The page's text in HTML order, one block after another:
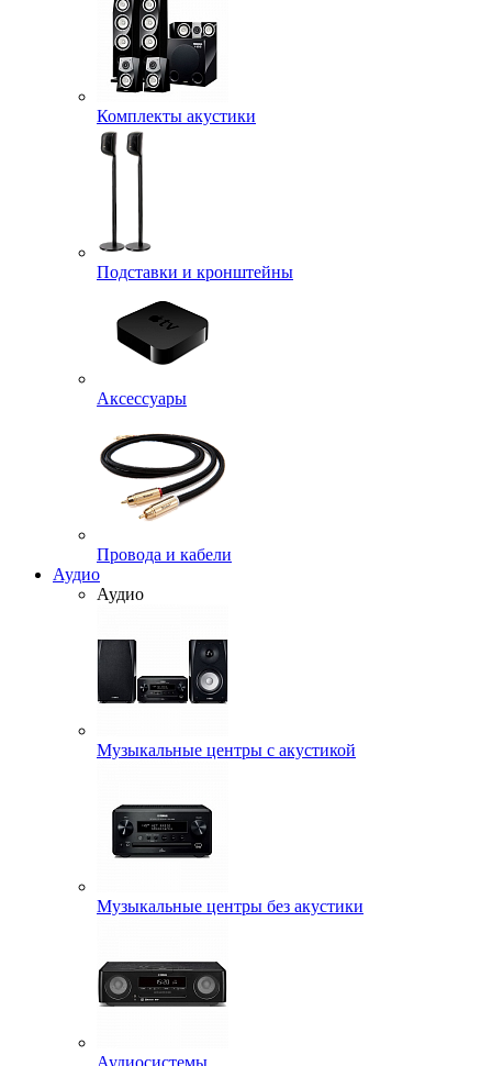
Комплекты акустики
Подставки и кронштейны
Аксессуары
Провода и кабели
Аудио
Аудио
Музыкальные центры с акустикой
Музыкальные центры без акустики